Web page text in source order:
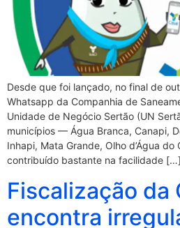
Desde que foi lançado, no final de
Whatsapp da Companhia de
Unidade de Negócio Sertão (UN
municípios — Água Branca, Canapi,
Inhapi, Mata Grande, Olho d’Água
contribuído bastante na facilidade […]
Fiscalização da
encontra